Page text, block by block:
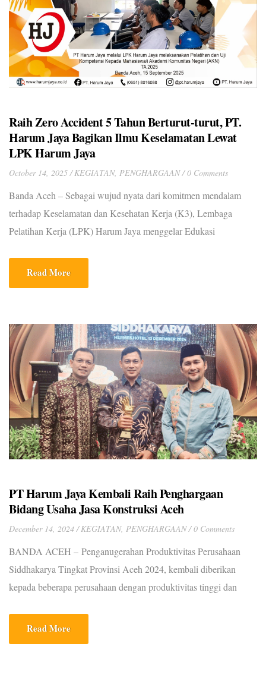
Raih Zero Accident 5 Tahun Berturut-turut, PT.
Harum Jaya Bagikan Ilmu Keselamatan Lewat
LPK Harum Jaya
October 14, 2025 KEGIATAN, PENGHARGAAN 0 Comments
Banda Aceh – Sebagai wujud nyata dari komitmen mendalam
terhadap Keselamatan dan Kesehatan Kerja (K3), Lembaga
Pelatihan Kerja (LPK) Harum Jaya menggelar Edukasi
kawasan padat penduduk di perbatasan Banda Aceh dan Aceh
Besar. Kegiatan ini merupakan cerminan dari budaya keselamatan
Read More
PT Harum Jaya Kembali Raih Penghargaan
Bidang Usaha Jasa Konstruksi Aceh
December 14, 2024 KEGIATAN, PENGHARGAAN 0 Comments
BANDA ACEH – Penganugerahan Produktivitas Perusahaan
Siddhakarya Tingkat Provinsi Aceh 2024, kembali diberikan
kepada beberapa perusahaan dengan produktivitas tinggi dan
provinsi. Salah satunya PT Harum Jaya, yang merupakan satu-
satunya perusahaan bergerak dibidang jasa konstruksi swasta di
Read More